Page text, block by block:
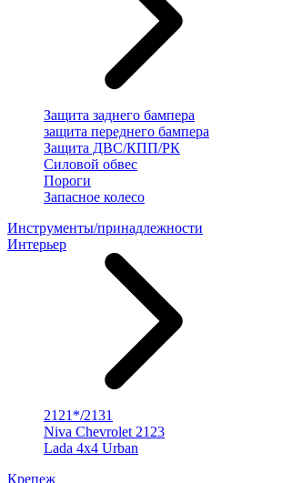
Защита заднего бампера
защита переднего бампера
Защита ДВС/КПП/РК
Силовой обвес
Пороги
Запасное колесо
Инструменты/принадлежности
Интерьер
2121*/2131
Niva Chevrolet 2123
Lada 4x4 Urban
Крепеж